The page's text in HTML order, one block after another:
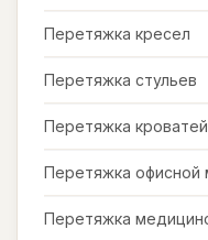
Перетяжка кресел
Перетяжка стульев
Перетяжка кроватей
Перетяжка офисной
Перетяжка